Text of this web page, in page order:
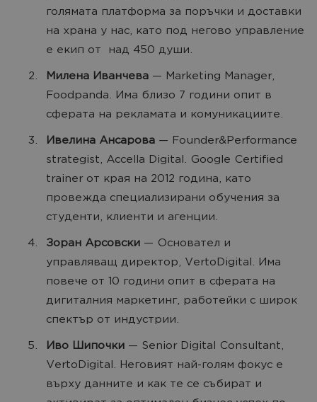
голямата платформа за поръчки и доставки
на храна у нас, като под негово управление
е екип от над 450 души.
Милена Иванчева — Marketing Manager,
Foodpanda. Има близо 7 години опит в
сферата на рекламата и комуникациите.
Ивелина Ансарова — Founder&Performance
strategist, Accella Digital. Google Certified
trainer от края на 2012 година, като
провежда специализирани обучения за
студенти, клиенти и агенции.
Зоран Арсовски — Основател и
управляващ директор, VertoDigital. Има
повече от 10 години опит в сферата на
дигиталния маркетинг, работейки с широк
спектър от индустрии.
Иво Шипочки — Senior Digital Consultant,
VertoDigital. Неговият най-голям фокус е
върху данните и как те се събират и